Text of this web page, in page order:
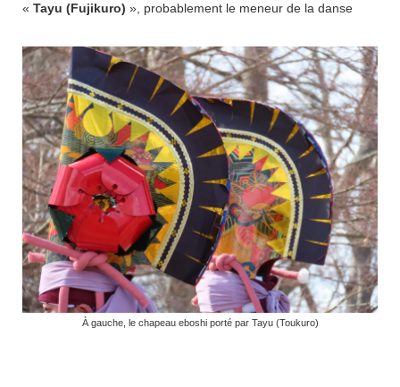
« Tayu (Fujikuro) », probablement le meneur de la danse
À gauche, le chapeau eboshi porté par Tayu (Toukuro)